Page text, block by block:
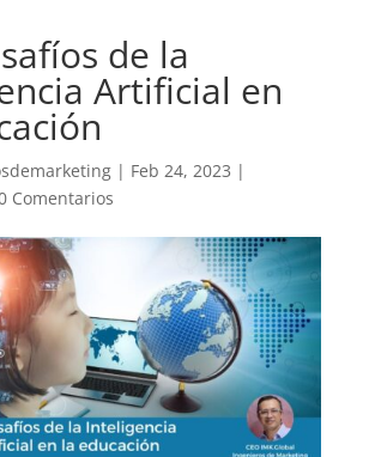
de la
Artificial en
| Feb 24, 2023 |
Comentarios